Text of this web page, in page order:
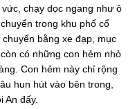
chạy dọc ngang như ô
trong khu phố cổ
bằng xe đạp, mục
có những con hẻm nhỏ
Con hẻm này chỉ rộng
hun hút vào bên trong,
An đấy.